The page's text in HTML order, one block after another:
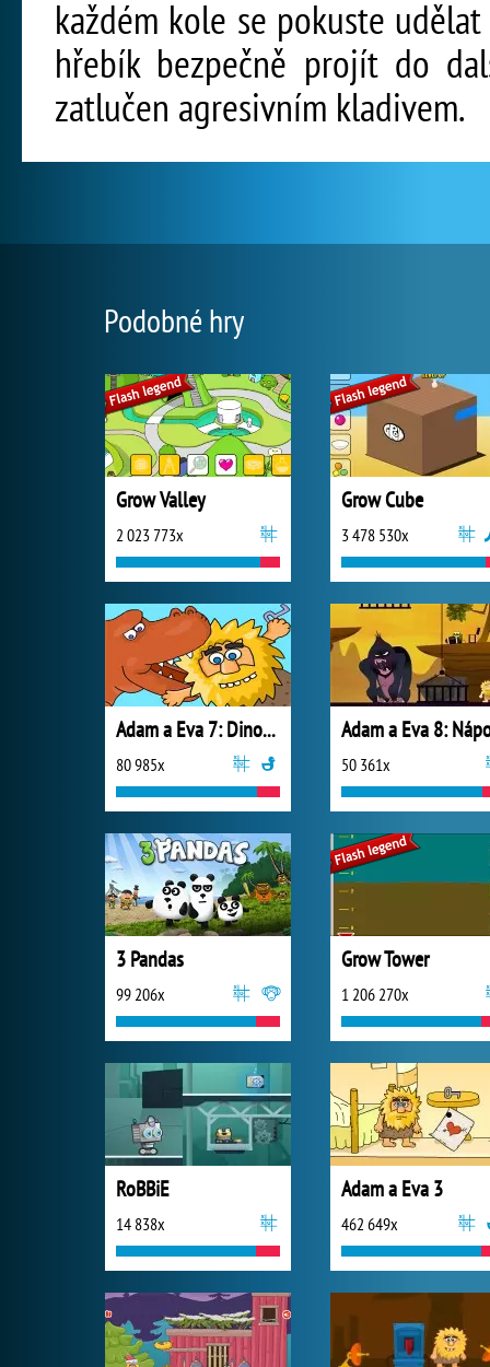
každém kole se pokuste
hřebík bezpečně projít do
zatlučen agresivním kladivem.
Podobné hry
Grow Valley
2 023 773x
Grow Cube
3 478 530x
Adam a Eva 7: Dinosauři
80 985x 50 361x
3 Pandas
99 206x
Grow Tower
1 206 270x
RoBBiE
14 838x
Adam a Eva 3
462 649x